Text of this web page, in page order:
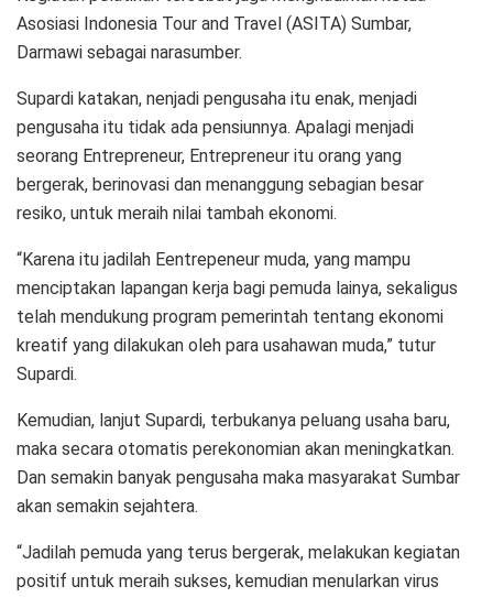
Asosiasi Indonesia Tour and Travel (ASITA) Sumbar,
Darmawi sebagai narasumber.
Supardi katakan, nenjadi pengusaha itu enak, menjadi
pengusaha itu tidak ada pensiunnya. Apalagi menjadi
seorang Entrepreneur, Entrepreneur itu orang yang
bergerak, berinovasi dan menanggung sebagian besar
resiko, untuk meraih nilai tambah ekonomi.
“Karena itu jadilah Eentrepeneur muda, yang mampu
menciptakan lapangan kerja bagi pemuda lainya, sekaligus
telah mendukung program pemerintah tentang ekonomi
kreatif yang dilakukan oleh para usahawan muda,” tutur
Supardi.
Kemudian, lanjut Supardi, terbukanya peluang usaha baru,
maka secara otomatis perekonomian akan meningkatkan.
Dan semakin banyak pengusaha maka masyarakat Sumbar
akan semakin sejahtera.
“Jadilah pemuda yang terus bergerak, melakukan kegiatan
positif untuk meraih sukses, kemudian menularkan virus